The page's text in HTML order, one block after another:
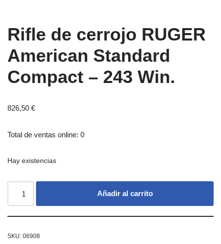
Rifle de cerrojo RUGER
American Standard
Compact – 243 Win.
826,50 €
Total de ventas online: 0
Hay existencias
Añadir al carrito
SKU: 06908